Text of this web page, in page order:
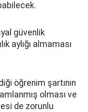
güvenlik
aylığı almaması
öğrenim şartının
olması ve
de zorunlu